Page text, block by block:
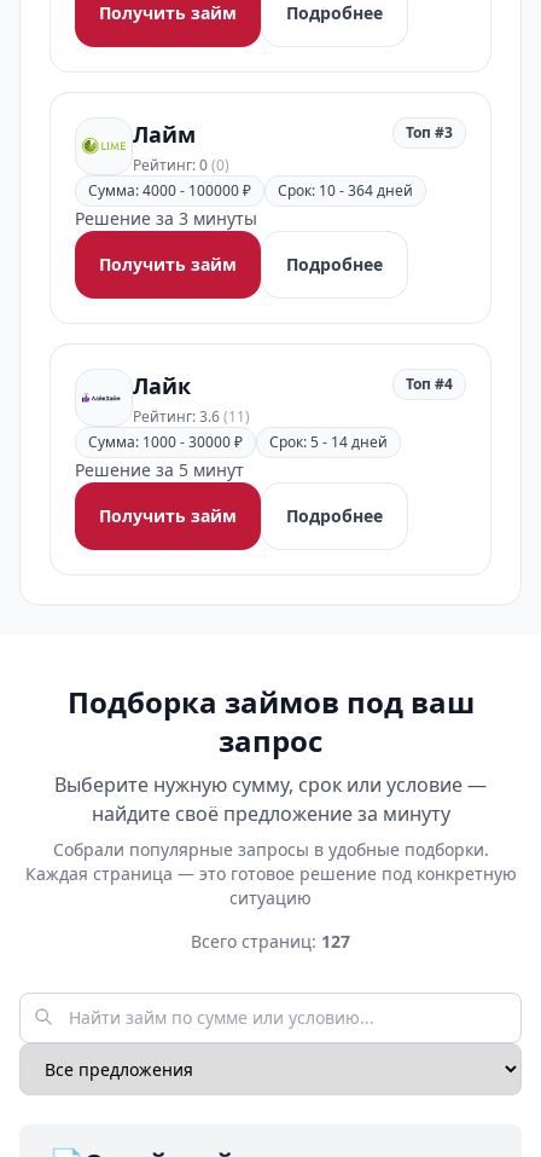
Получить займ
Подробнее
Лайм
Рейтинг: 0(0)
Топ #3
Сумма: 4000 - 100000 ₽ Срок: 10 - 364 дней
Решение за 3 минуты
Получить займ
Подробнее
Лайк
Рейтинг: 3.6(11)
Топ #4
Сумма: 1000 - 30000 ₽ Срок: 5 - 14 дней
Решение за 5 минут
Получить займ
Подробнее
Подборка займов под ваш
запрос
Выберите нужную сумму, срок или условие —
найдите своё предложение за минуту
Собрали популярные запросы в удобные подборки.
Каждая страница — это готовое решение под конкретную
ситуацию
Всего страниц: 127